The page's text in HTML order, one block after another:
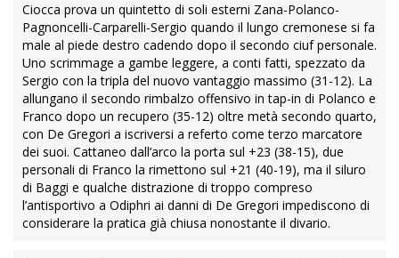
Ciocca prova un quintetto di soli esterni Zana-Polanco-
Pagnoncelli-Carparelli-Sergio quando il lungo cremonese si fa
male al piede destro cadendo dopo il secondo ciuf personale.
Uno scrimmage a gambe leggere, a conti fatti, spezzato da
Sergio con la tripla del nuovo vantaggio massimo (31-12). La
allungano il secondo rimbalzo offensivo in tap-in di Polanco e
Franco dopo un recupero (35-12) oltre metà secondo quarto,
con De Gregori a iscriversi a referto come terzo marcatore
dei suoi. Cattaneo dall’arco la porta sul +23 (38-15), due
personali di Franco la rimettono sul +21 (40-19), ma il siluro
di Baggi e qualche distrazione di troppo compreso
l’antisportivo a Odiphri ai danni di De Gregori impediscono di
considerare la pratica già chiusa nonostante il divario.